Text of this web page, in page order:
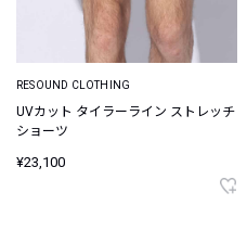
RESOUND CLOTHING
UVカット タイラーライン ストレッチ
ショーツ
¥23,100